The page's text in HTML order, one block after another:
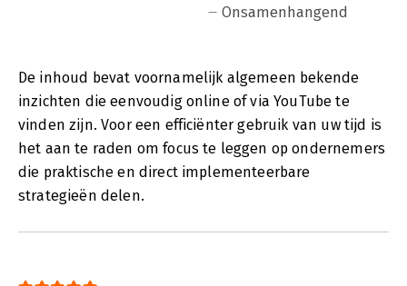
Onsamenhangend
De inhoud bevat voornamelijk algemeen bekende
inzichten die eenvoudig online of via YouTube te
vinden zijn. Voor een efficiënter gebruik van uw tijd is
het aan te raden om focus te leggen op ondernemers
die praktische en direct implementeerbare
strategieën delen.